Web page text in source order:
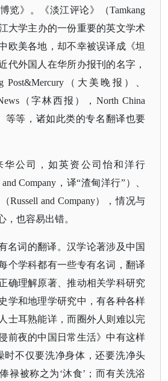
览》。《淡江评论》（Tamkang
大学主办的一份重要的英文学术
欧美各地，却不幸被误译成《坦
代外国人在华所办报刊的名字，
Post&Mercury（大美晚报）、
（字林西报），North China
等等，诸如此类的专名翻译也要
华公司，如英资公司怡和洋行
and Company，译“渣甸洋行”）、
Russell and Company），情况与
，也容易出错。
名词的翻译。汉学论著涉及中国
个学科都有一些专有名词，翻译
确理解原著、推动相关学科研究
学和地理学研究中，有各种各样
士耳熟能详，而圈外人则难以完
前夜的中国日常生活》中有这样
时不仅要洗净身体，还要洗净头
禄被称之为‘沐食’；而有关洗浴